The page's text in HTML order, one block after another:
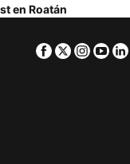
en Roatán
Facebook
Twitter